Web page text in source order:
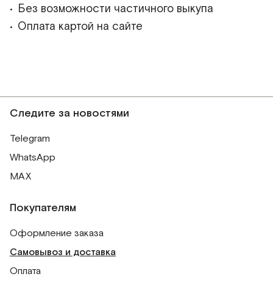
Без возможности частичного выкупа
Оплата картой на сайте
Следите за новостями
Telegram
WhatsApp
MAX
Покупателям
Оформление заказа
Самовывоз и доставка
Оплата